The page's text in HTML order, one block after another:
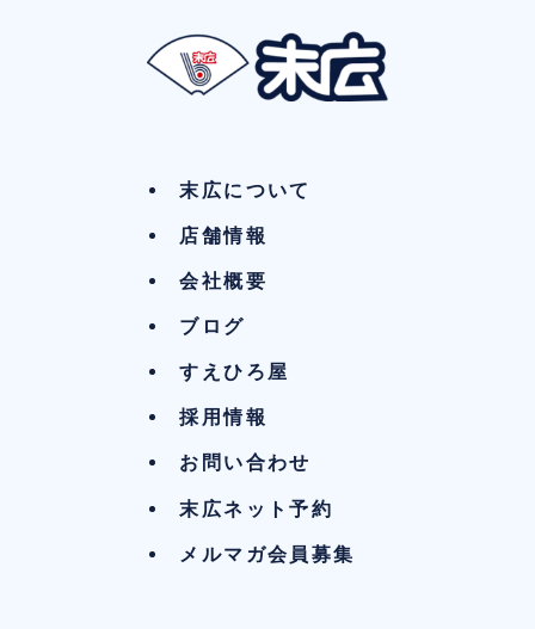
末広について
店舗情報
会社概要
ブログ
すえひろ屋
採用情報
お問い合わせ
末広ネット予約
メルマガ会員募集